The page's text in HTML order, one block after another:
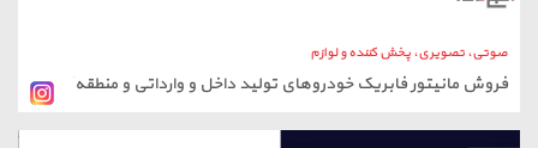
صوتی، تصویری، پخش کننده و لوازم
فروش مانیتور فابریک خودروهای تولید داخل و وارداتی و منطقه آزاد